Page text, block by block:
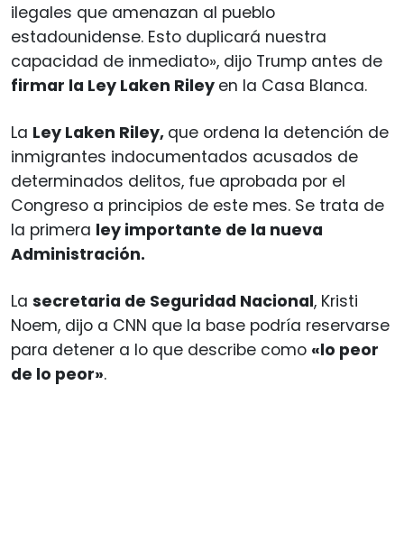
ilegales que amenazan al pueblo
estadounidense. Esto duplicará nuestra
capacidad de inmediato», dijo Trump antes de
firmar la Ley Laken Riley en la Casa Blanca.
La Ley Laken Riley, que ordena la detención de
inmigrantes indocumentados acusados ​​de
determinados delitos, fue aprobada por el
Congreso a principios de este mes. Se trata de
la primera ley importante de la nueva
Administración.
La secretaria de Seguridad Nacional, Kristi
Noem, dijo a CNN que la base podría reservarse
para detener a lo que describe como «lo peor
de lo peor».